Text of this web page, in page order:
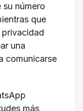
número
que
privacidad
una
comunicarse
más